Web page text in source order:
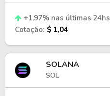
+1,97% nas últimas 24hs
Cotação: $ 1,04
SOLANA
SOL